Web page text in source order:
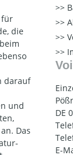
für
die
darauf
und
Das
DE
E-